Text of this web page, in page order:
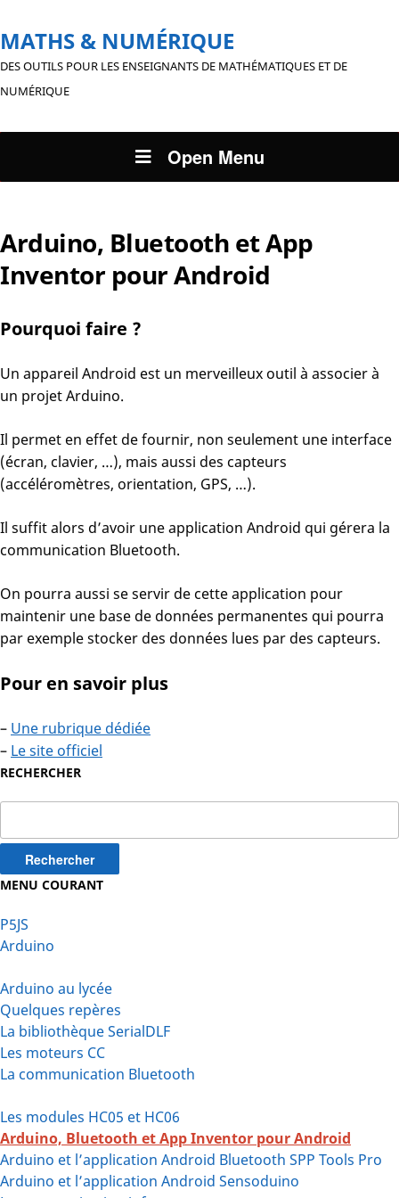
MATHS & NUMÉRIQUE
DES OUTILS POUR LES ENSEIGNANTS DE MATHÉMATIQUES ET DE
NUMÉRIQUE
Open Menu
RECHERCHER
MENU COURANT
P5JS
Arduino
Arduino au lycée
Quelques repères
La bibliothèque SerialDLF
Les moteurs CC
La communication Bluetooth
Les modules HC05 et HC06
Arduino, Bluetooth et App Inventor pour Android
Arduino et l’application Android Bluetooth SPP Tools Pro
Arduino et l’application Android Sensoduino
Arduino, Bluetooth et App
Inventor pour Android
Pourquoi faire ?
Un appareil Android est un merveilleux outil à associer à
un projet Arduino.
Il permet en effet de fournir, non seulement une interface
(écran, clavier, …), mais aussi des capteurs
(accéléromètres, orientation, GPS, …).
Il suffit alors d’avoir une application Android qui gérera la
communication Bluetooth.
On pourra aussi se servir de cette application pour
maintenir une base de données permanentes qui pourra
par exemple stocker des données lues par des capteurs.
Pour en savoir plus
– Une rubrique dédiée
– Le site officiel